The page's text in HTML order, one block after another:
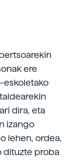
ere
eskoletako
dira, eta
izango
lehen, ordea,
dituzte proba